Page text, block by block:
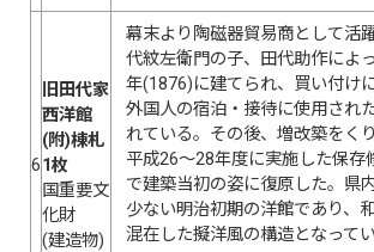
6
旧田代家
西洋館
(附)棟札
1枚
国重要文
化財
(建造物)
幕末より陶磁器貿易商として活
代紋左衛門の子、田代助作によ
年(1876)に建てられ、買い付け
外国人の宿泊・接待に使用され
れている。その後、増改築をくり
平成26～28年度に実施した保存
で建築当初の姿に復原した。県
少ない明治初期の洋館であり、
混在した擬洋風の構造となってい